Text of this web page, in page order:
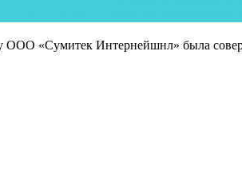
«Сумитек Интернейшнл» была